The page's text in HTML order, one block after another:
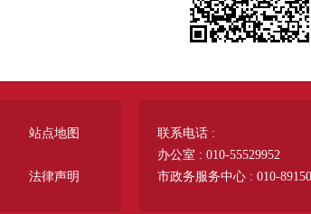
站点地图
法律声明
联系电话 :
办公室 : 010-55529952
市政务服务中心 : 010-